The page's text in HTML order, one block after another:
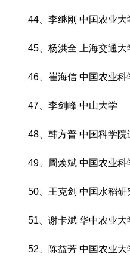
44、李继刚 中国农业大
45、杨洪全 上海交通大
46、崔海信 中国农业科
47、李剑峰 中山大学
48、韩方普 中国科学院
49、周焕斌 中国农业科
50、王克剑 中国水稻研
51、谢卡斌 华中农业大
52、陈益芳 中国农业大